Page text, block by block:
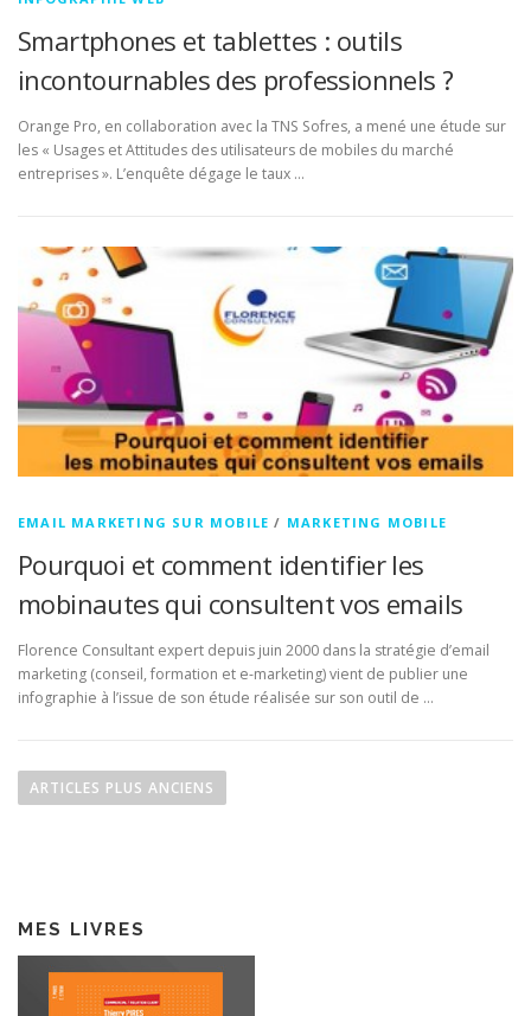
Smartphones et tablettes : outils
incontournables des professionnels ?
Orange Pro, en collaboration avec la TNS Sofres, a mené une étude sur
les « Usages et Attitudes des utilisateurs de mobiles du marché
entreprises ». L’enquête dégage le taux …
EMAIL MARKETING SUR MOBILE / MARKETING MOBILE
Pourquoi et comment identifier les
mobinautes qui consultent vos emails
Florence Consultant expert depuis juin 2000 dans la stratégie d’email
marketing (conseil, formation et e-marketing) vient de publier une
infographie à l’issue de son étude réalisée sur son outil de …
a
t
ARTICLES PLUS ANCIENS
MES LIVRES